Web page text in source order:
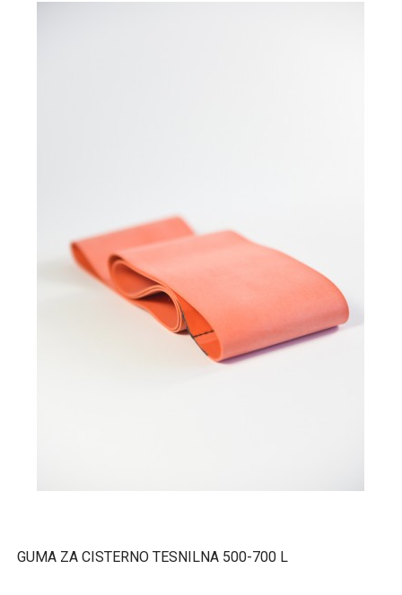
GUMA ZA CISTERNO TESNILNA 500-700 L